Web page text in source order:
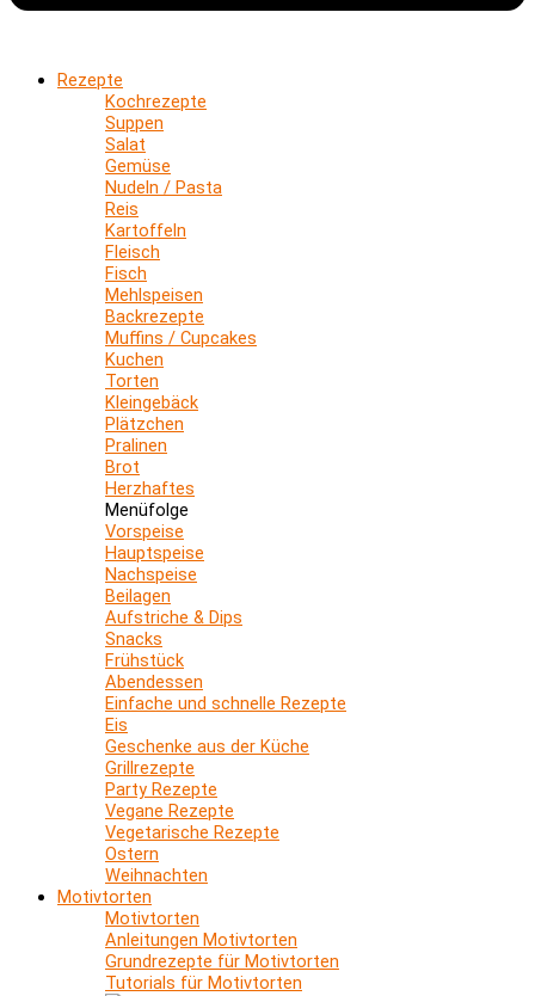
Rezepte
Kochrezepte
Suppen
Salat
Gemüse
Nudeln / Pasta
Reis
Kartoffeln
Fleisch
Fisch
Mehlspeisen
Backrezepte
Muffins / Cupcakes
Kuchen
Torten
Kleingebäck
Plätzchen
Pralinen
Brot
Herzhaftes
Menüfolge
Vorspeise
Hauptspeise
Nachspeise
Beilagen
Aufstriche & Dips
Snacks
Frühstück
Abendessen
Einfache und schnelle Rezepte
Eis
Geschenke aus der Küche
Grillrezepte
Party Rezepte
Vegane Rezepte
Vegetarische Rezepte
Ostern
Weihnachten
Motivtorten
Motivtorten
Anleitungen Motivtorten
Grundrezepte für Motivtorten
Tutorials für Motivtorten